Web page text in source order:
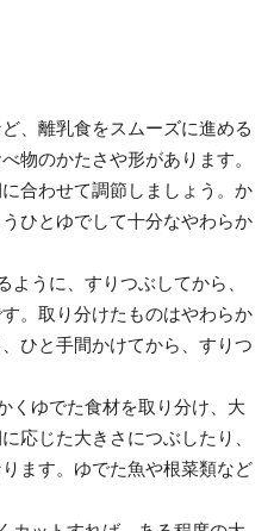
、離乳食をスムーズに進める
物のかたさや形があります。
合わせて調節しましょう。か
ひとゆでして十分なやわらか
うに、すりつぶしてから、
。取り分けたものはやわらか
ひと手間かけてから、すりつ
くゆでた食材を取り分け、大
応じた大きさにつぶしたり、
ます。ゆでた魚や根菜類など